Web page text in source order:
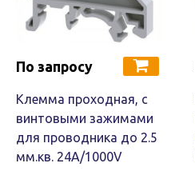
По запросу
Клемма проходная, c
винтовыми зажимами
для проводника до 2.5
мм.кв. 24A/1000V